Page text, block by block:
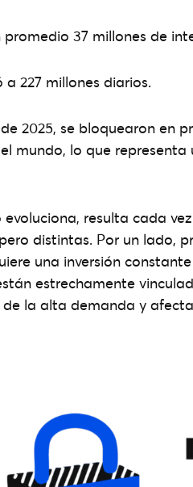
promedio 37 millones de
a 227 millones diarios.
2025, se bloquearon en
mundo, lo que
resulta cada
distintas. Por un lado,
una inversión
estrechamente
de la alta demanda y